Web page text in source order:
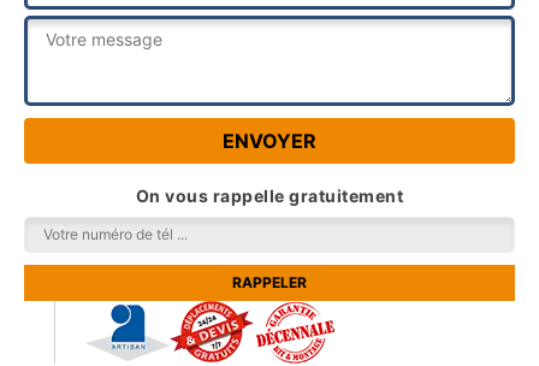
On vous rappelle gratuitement